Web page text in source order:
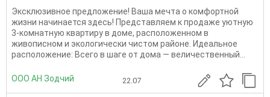
Эксклюзивное предложение! Ваша мечта о комфортной
жизни начинается здесь! Представляем к продаже уютную
3-комнатную квартиру в доме, расположенном в
живописном и экологически чистом районе. Идеальное
расположение: Всего в шаге от дома — величественный...
ООО АН Зодчий 22.07